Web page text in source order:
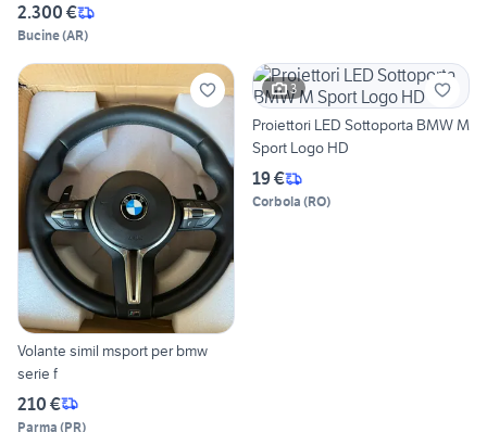
2.300 €
Bucine(AR)
Volante simil msport per bmw
serie f
210 €
Parma (PR)
3
Proiettori LED Sottoporta BMW M
Sport Logo HD
19 €
Corbola (RO)